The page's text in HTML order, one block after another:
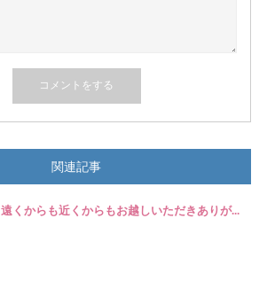
関連記事
遠くからも近くからもお越しいただきありが...